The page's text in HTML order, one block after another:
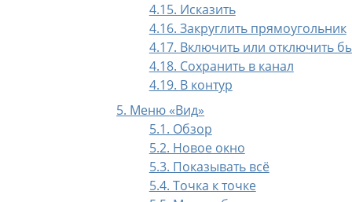
4.15. Исказить
4.16. Закруглить прямоугольник
4.17. Включить или отключить
4.18. Сохранить в канал
4.19. В контур
5. Меню «Вид»
5.1. Обзор
5.2. Новое окно
5.3. Показывать всё
5.4. Точка к точке